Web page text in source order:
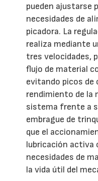
pueden ajustarse
necesidades de
picadora. La
realiza mediante
tres velocidades,
flujo de material
evitando picos de
rendimiento de la
sistema frente a
embrague de
que el
lubricación activa
necesidades de
la vida útil del